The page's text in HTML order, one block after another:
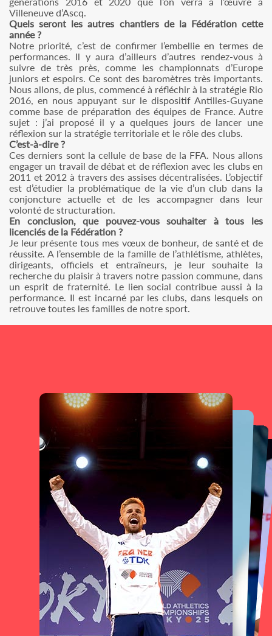
Villeneuve d’Ascq.
Quels seront les autres chantiers de la Fédération cette
année ?
Notre priorité, c’est de confirmer l’embellie en termes de
performances. Il y aura d’ailleurs d’autres rendez-vous à
suivre de très près, comme les championnats d’Europe
juniors et espoirs. Ce sont des baromètres très importants.
Nous allons, de plus, commencé à réfléchir à la stratégie Rio
2016, en nous appuyant sur le dispositif Antilles-Guyane
comme base de préparation des équipes de France. Autre
sujet : j’ai proposé il y a quelques jours de lancer une
réflexion sur la stratégie territoriale et le rôle des clubs.
C’est-à-dire ?
Ces derniers sont la cellule de base de la FFA. Nous allons
engager un travail de débat et de réflexion avec les clubs en
2011 et 2012 à travers des assises décentralisées. L’objectif
est d’étudier la problématique de la vie d’un club dans la
conjoncture actuelle et de les accompagner dans leur
volonté de structuration.
En conclusion, que pouvez-vous souhaiter à tous les
licenciés de la Fédération ?
Je leur présente tous mes vœux de bonheur, de santé et de
réussite. A l’ensemble de la famille de l’athlétisme, athlètes,
dirigeants, officiels et entraîneurs, je leur souhaite la
recherche du plaisir à travers notre passion commune, dans
un esprit de fraternité. Le lien social contribue aussi à la
performance. Il est incarné par les clubs, dans lesquels on
retrouve toutes les familles de notre sport.